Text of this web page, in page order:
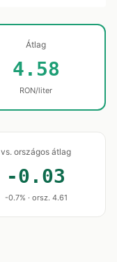
Átlag
4.58
RON/liter
vs. országos átlag
-0.03
-0.7% · orsz. 4.61